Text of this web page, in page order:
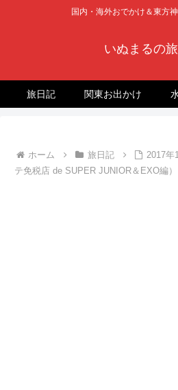
国内・海外おでかけ＆東方神
いぬまるの
旅日記 関東お出かけ
ホーム 旅日記
2017年
テ免税店 de SUPER JUNIOR＆EXO編）